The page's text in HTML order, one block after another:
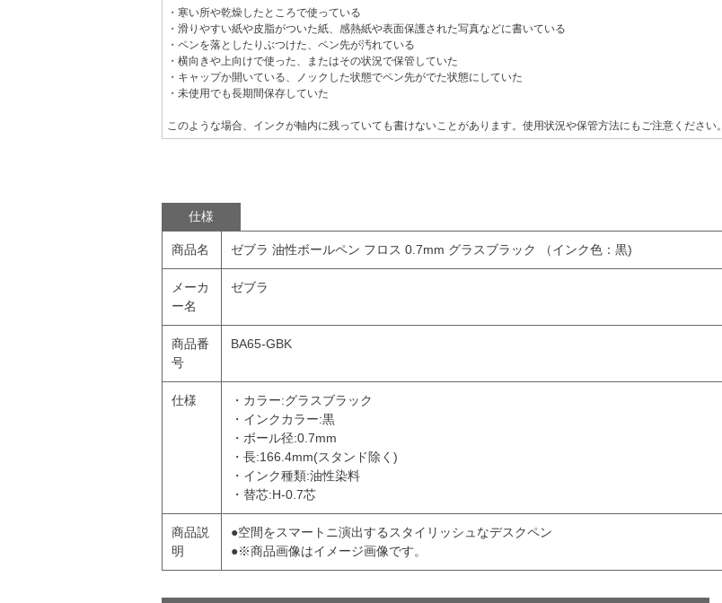
・寒い所や乾燥したところで使っている
・滑りやすい紙や皮脂がついた紙、感熱紙や表面保護された写真などに書いている
・ペンを落としたりぶつけた、ペン先が汚れている
・横向きや上向けで使った、またはその状況で保管していた
・キャップか開いている、ノックした状態でペン先がでた状態にしていた
・未使用でも長期間保存していた
このような場合、インクが軸内に残っていても書けないことがあります。使用状況や保管方法にもご注意ください。
仕様
商品名 ゼブラ 油性ボールペン フロス 0.7mm グラスブラック （インク色：黒)
メーカ
ー名
ゼブラ
商品番
号
BA65-GBK
仕様
・カラー:グラスブラック
・インクカラー:黒
・ボール径:0.7mm
・長:166.4mm(スタンド除く)
・インク種類:油性染料
・替芯:H-0.7芯
商品説
明
●空間をスマートニ演出するスタイリッシュなデスクペン
●※商品画像はイメージ画像です。